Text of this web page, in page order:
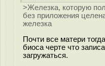
>Железка, которую
без приложения
железка
Почти все матери
биоса черте что
загружаться.